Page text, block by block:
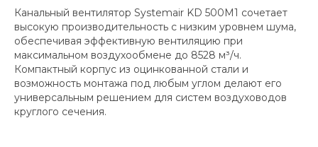
Канальный вентилятор Systemair KD 500M1 сочетает
высокую производительность с низким уровнем шума,
обеспечивая эффективную вентиляцию при
максимальном воздухообмене до 8528 м³/ч.
Компактный корпус из оцинкованной стали и
возможность монтажа под любым углом делают его
универсальным решением для систем воздуховодов
круглого сечения.